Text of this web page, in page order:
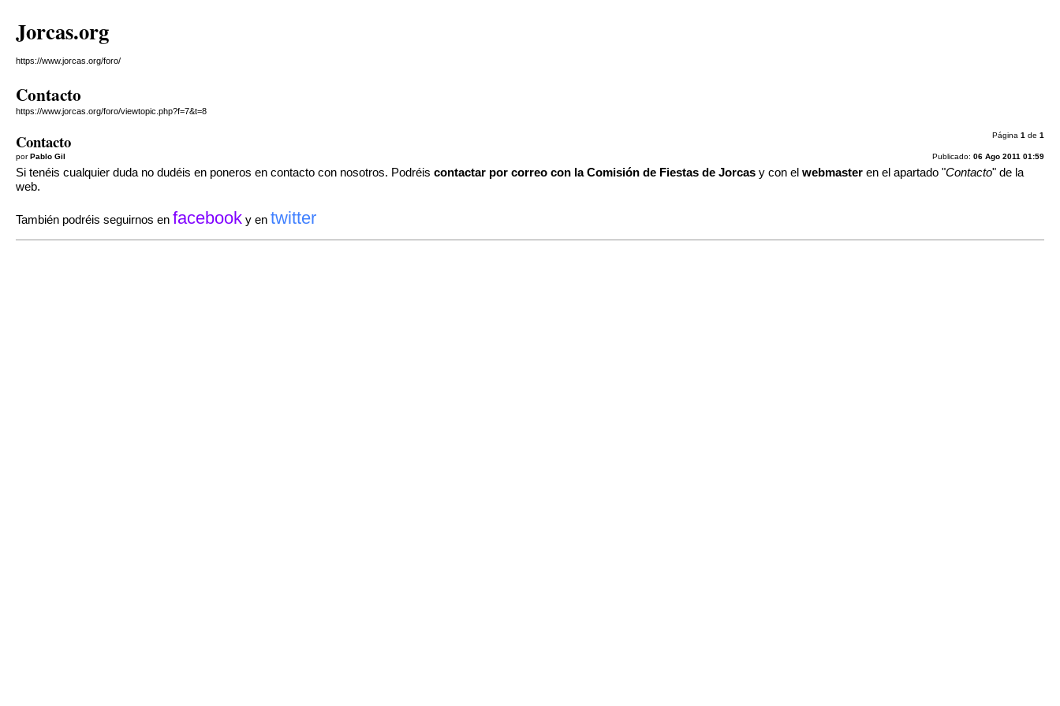
Jorcas.org
https://www.jorcas.org/foro/
Contacto
https://www.jorcas.org/foro/viewtopic.php?f=7&t=8
Página 1 de 1
Contacto
Publicado: 06 Ago 2011 01:59
porPablo Gil
Si tenéis cualquier duda no dudéis en poneros en contacto con nosotros. Podréis contactar por correo con la Comisión de Fiestas de Jorcas y con el webmaster en el apartado "Contacto" de la
web.
También podréis seguirnos en facebook y en twitter